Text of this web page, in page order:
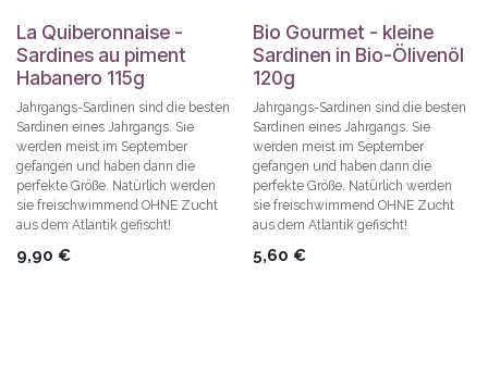
La Quiberonnaise -
Sardines au piment
Habanero 115g
Jahrgangs-Sardinen sind die besten
Sardinen eines Jahrgangs. Sie
werden meist im September
gefangen und haben dann die
perfekte Größe. Natürlich werden
sie freischwimmend OHNE Zucht
aus dem Atlantik gefischt!
9,90 €
Bio Gourmet - kleine
Sardinen in Bio-Ölivenöl
120g
Jahrgangs-Sardinen sind die besten
Sardinen eines Jahrgangs. Sie
werden meist im September
gefangen und haben dann die
perfekte Größe. Natürlich werden
sie freischwimmend OHNE Zucht
aus dem Atlantik gefischt!
5,60 €